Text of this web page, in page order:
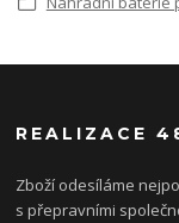
REALIZACE
Zboží odesíláme
s přepravními